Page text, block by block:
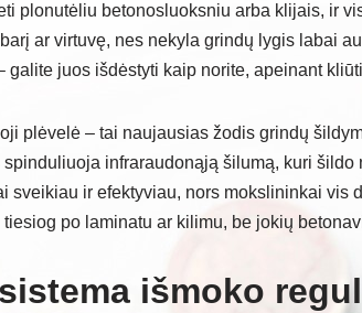
plonutėliu betonosluoksniu arba klijais, ir
ar virtuvę, nes nekyla grindų lygis labai
galite juos išdėstyti kaip norite, apeinant
plėvelė – tai naujausias žodis grindų
infraraudonąją šilumą, kuri šildo
sveikiau ir efektyviau, nors mokslininkai vis
po laminatu ar kilimu, be jokių
išmoko